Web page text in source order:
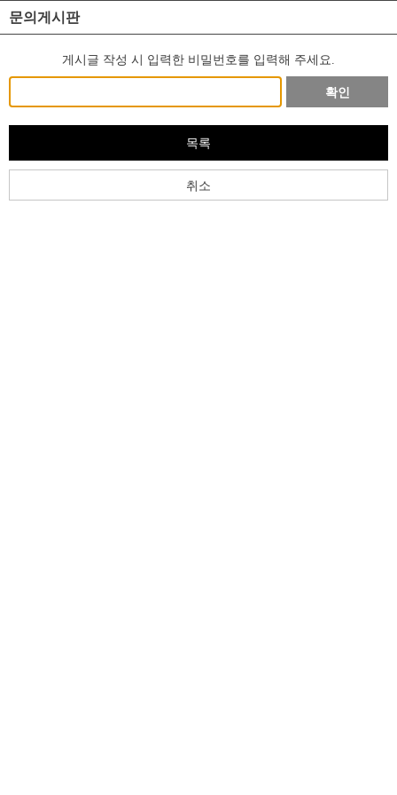
문의게시판
게시글 작성 시 입력한 비밀번호를 입력해 주세요.
확인
목록
취소